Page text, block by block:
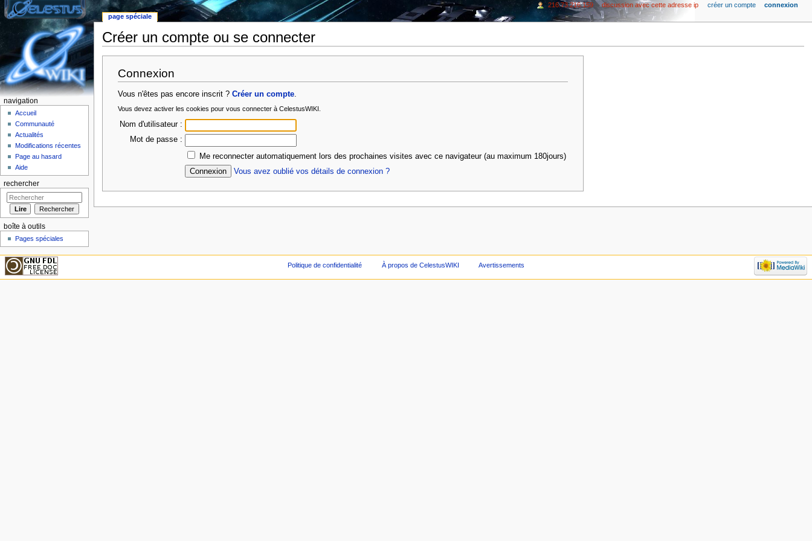
Créer un compte ou se connecter
Connexion
Vous n'êtes pas encore inscrit ?Créer un compte.
Vous devez activer les cookies pour vous connecter à CelestusWIKI.
Nom d'utilisateur :
Mot de passe :
Me reconnecter automatiquement lors des prochaines visites avec ce navigateur (au maximum 180jours)
Vous avez oublié vos détails de connexion ?
page spéciale
216.73.216.159 discussion avec cette adresse ip créer un compte connexion
navigation
Accueil
Communauté
Actualités
Modifications récentes
Page au hasard
Aide
rechercher
boîte à outils
Pages spéciales
Politique de confidentialité À propos de CelestusWIKI Avertissements